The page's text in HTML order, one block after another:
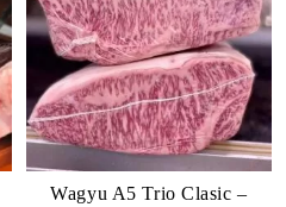
236/vita-wagyu.html
Wagyu A5 Trio Clasic –